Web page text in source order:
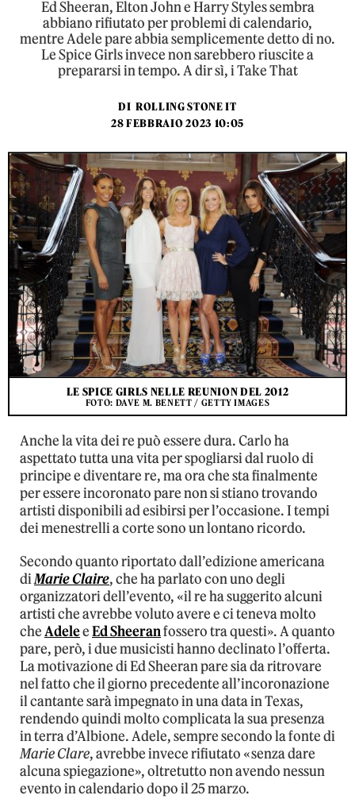
Ed Sheeran, Elton John e Harry Styles sembra
abbiano rifiutato per problemi di calendario,
mentre Adele pare abbia semplicemente detto di no.
Le Spice Girls invece non sarebbero riuscite a
prepararsi in tempo. A dir sì, i Take That
DI ROLLING STONE IT
28 FEBBRAIO 2023 10:05
LE SPICE GIRLS NELLE REUNION DEL 2012
FOTO: DAVE M. BENETT / GETTY IMAGES
Anche la vita dei re può essere dura. Carlo ha
aspettato tutta una vita per spogliarsi dal ruolo di
principe e diventare re, ma ora che sta finalmente
per essere incoronato pare non si stiano trovando
artisti disponibili ad esibirsi per l’occasione. I tempi
dei menestrelli a corte sono un lontano ricordo.
Secondo quanto riportato dall’edizione americana
diMarie Claire, che ha parlato con uno degli
organizzatori dell’evento, «il re ha suggerito alcuni
artisti che avrebbe voluto avere e ci teneva molto
cheAdeleeEd Sheeranfossero tra questi». A quanto
pare, però, i due musicisti hanno declinato l’offerta.
La motivazione di Ed Sheeran pare sia da ritrovare
nel fatto che il giorno precedente all’incoronazione
il cantante sarà impegnato in una data in Texas,
rendendo quindi molto complicata la sua presenza
in terra d’Albione. Adele, sempre secondo la fonte di
Marie Clare, avrebbe invece rifiutato «senza dare
alcuna spiegazione», oltretutto non avendo nessun
evento in calendario dopo il 25 marzo.